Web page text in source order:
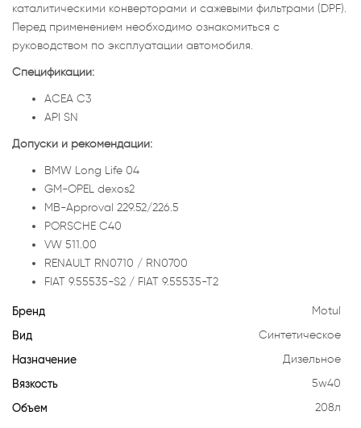
каталитическими конверторами и сажевыми фильтрами (DPF).
Перед применением необходимо ознакомиться с
руководством по эксплуатации автомобиля.
Спецификации:
ACEA C3
API SN
Допуски и рекомендации:
BMW Long Life 04
GM-OPEL dexos2
MB-Approval 229.52/226.5
PORSCHE C40
VW 511.00
RENAULT RN0710 / RN0700
FIAT 9.55535-S2 / FIAT 9.55535-T2
Бренд Motul
Вид Синтетическое
Назначение Дизельное
Вязкость 5w40
Объем 208л